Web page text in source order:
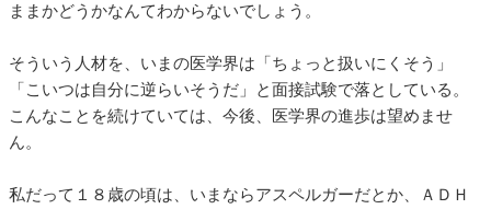
ままかどうかなんてわからないでしょう。
そういう人材を、いまの医学界は「ちょっと扱いにくそう」
「こいつは自分に逆らいそうだ」と面接試験で落としている。
こんなことを続けていては、今後、医学界の進歩は望めませ
ん。
私だって１８歳の頃は、いまならアスペルガーだとか、ＡＤＨ